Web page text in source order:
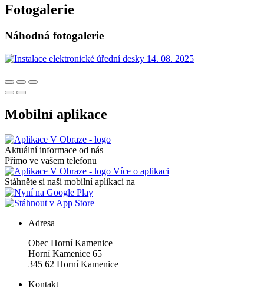
Fotogalerie
Náhodná fotogalerie
Mobilní aplikace
Aktuální informace od nás
Přímo ve vašem telefonu
Více o aplikaci
Stáhněte si naši mobilní aplikaci na
Adresa
Obec Horní Kamenice
Horní Kamenice 65
345 62 Horní Kamenice
Kontakt